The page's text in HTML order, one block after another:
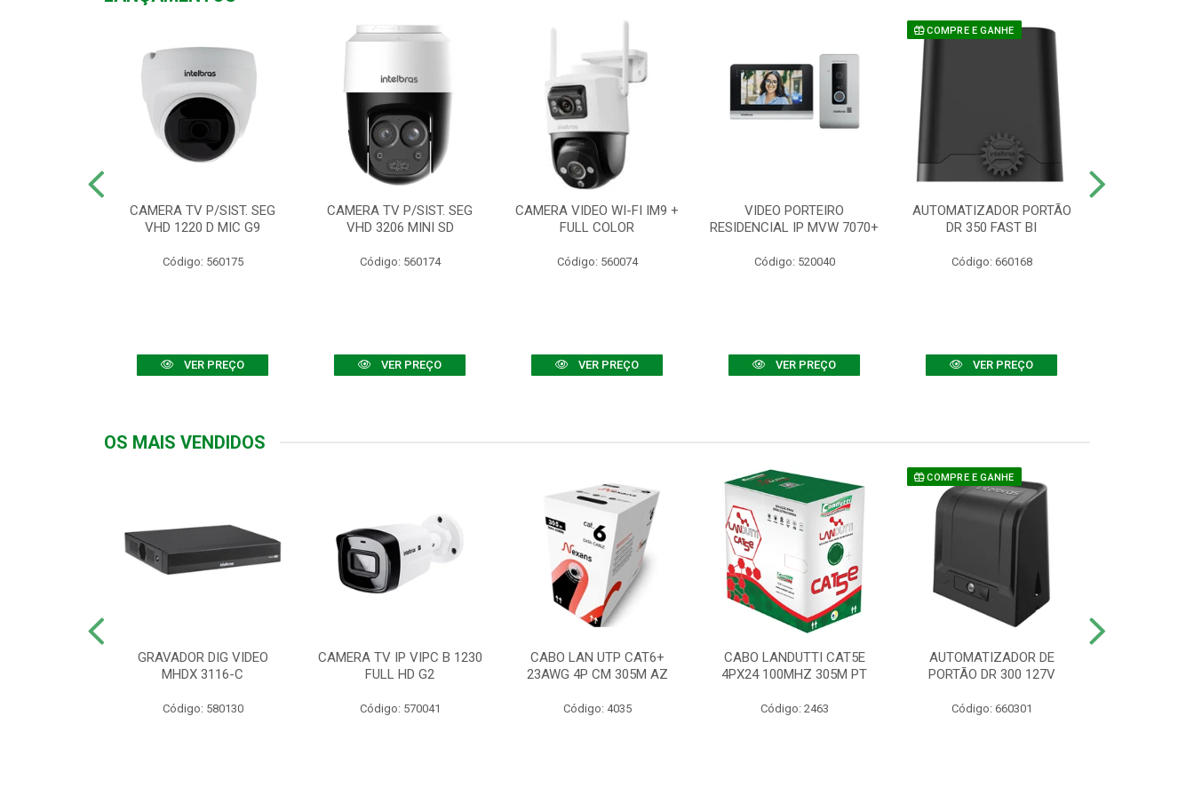
CAMERA TV P/SIST. SEG
VHD 1220 D MIC G9
Código: 560175
VER PREÇO
CAMERA TV P/SIST. SEG
VHD 3206 MINI SD
Código: 560174
VER PREÇO
CAMERA VIDEO WI-FI IM9 +
FULL COLOR
Código: 560074
VER PREÇO
VIDEO PORTEIRO
RESIDENCIAL IP MVW 7070+
Código: 520040
VER PREÇO
COMPRE E GANHE
AUTOMATIZADOR PORTÃO
DR 350 FAST BI
Código: 660168
VER PREÇO
OS MAIS VENDIDOS
GRAVADOR DIG VIDEO
MHDX 3116-C
Código: 580130
CAMERA TV IP VIPC B 1230
FULL HD G2
Código: 570041
CABO LAN UTP CAT6+
23AWG 4P CM 305M AZ
Código: 4035
CABO LANDUTTI CAT5E
4PX24 100MHZ 305M PT
Código: 2463
COMPRE E GANHE
AUTOMATIZADOR DE
PORTÃO DR 300 127V
Código: 660301